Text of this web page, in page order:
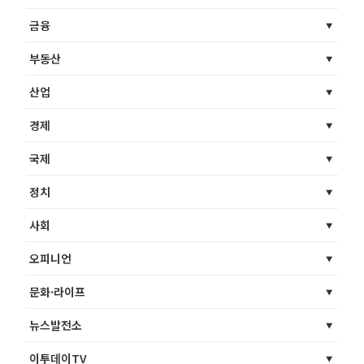
금융
부동산
산업
경제
국제
정치
사회
오피니언
문화·라이프
뉴스발전소
이투데이TV